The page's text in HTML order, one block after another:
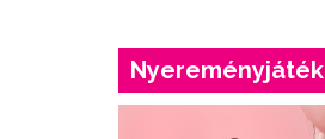
Nyereményjáték